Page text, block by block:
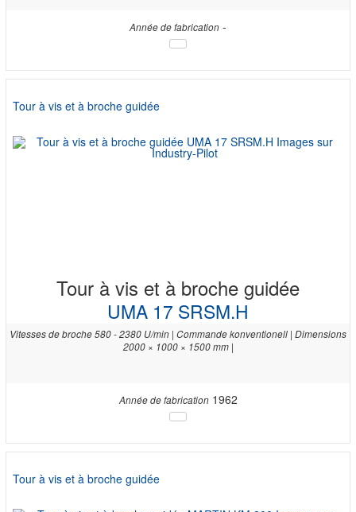
Année de fabrication -
Tour à vis et à broche guidée
Tour à vis et à broche guidée
UMA 17 SRSM.H
Vitesses de broche 580 - 2380 U/min | Commande konventionell | Dimensions
2000 × 1000 × 1500 mm |
Année de fabrication1962
Tour à vis et à broche guidée